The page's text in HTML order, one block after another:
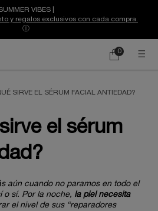
VIBES |
y regalos exclusivos con cada compra.
ⓘ
Mi
0
0 producto
SIRVE EL SÉRUM FACIAL ANTIEDAD?
el sérum
aún cuando no paramos en todo el
o sí. Por la noche, la piel necesita
el nivel de sus “reparadores